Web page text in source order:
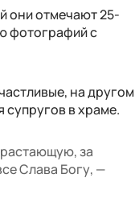
они отмечают 25-
фотографий с
на другом
в храме.
за
Слава Богу, —